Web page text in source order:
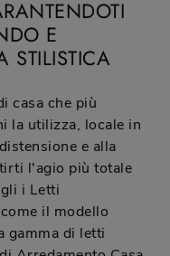
E
STILISTICA
casa che più
la utilizza, locale in
e alla
l'agio più totale
i Letti
il modello
gamma di letti